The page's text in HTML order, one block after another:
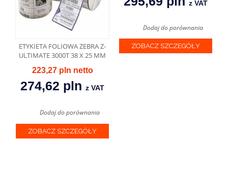
ETYKIETA FOLIOWA ZEBRA Z-
ULTIMATE 3000T 38 X 25 MM
223,27 pln
274,62 plnz VAT
Dodaj do porównania
ZOBACZ SZCZEGÓŁY
z VAT
Dodaj do porównania
ZOBACZ SZCZEGÓŁY